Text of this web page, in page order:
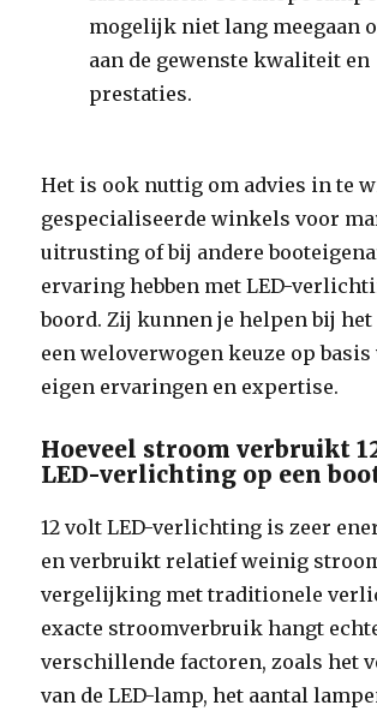
mogelijk niet lang meegaan
aan de gewenste kwaliteit en
prestaties.
Het is ook nuttig om advies in te
gespecialiseerde winkels voor
uitrusting of bij andere
ervaring hebben met LED-
boord. Zij kunnen je helpen bij het
een weloverwogen keuze op basis
eigen ervaringen en expertise.
Hoeveel stroom verbruikt
LED-verlichting op een
12 volt LED-verlichting is zeer
en verbruikt relatief weinig
vergelijking met traditionele
exacte stroomverbruik hangt
verschillende factoren, zoals het
van de LED-lamp, het aantal